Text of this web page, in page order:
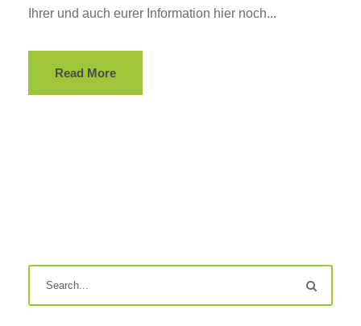
Ihrer und auch eurer Information hier noch...
Read More